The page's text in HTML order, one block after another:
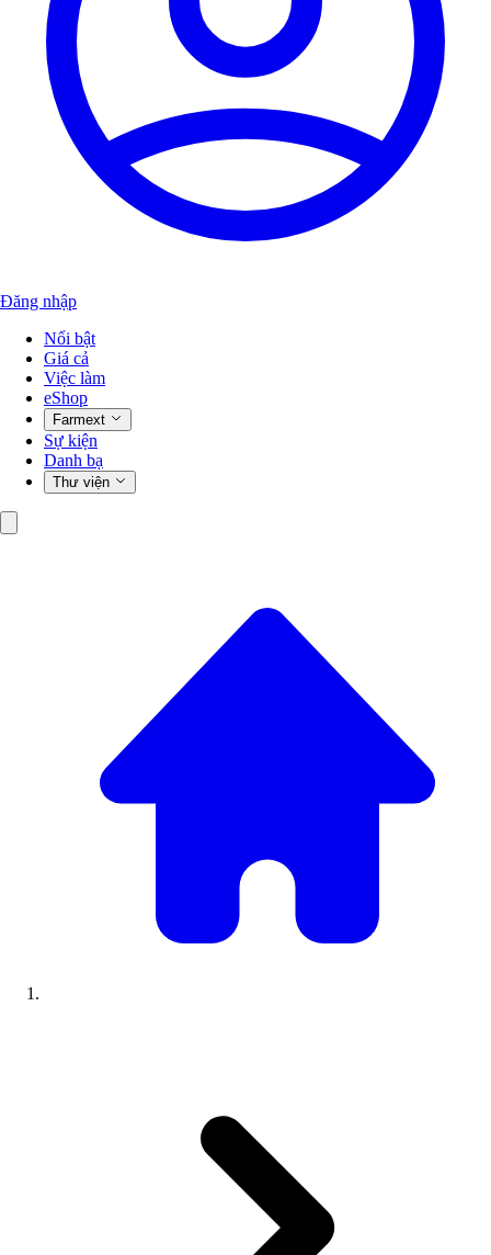
Đăng nhập
Nổi bật
Giá cả
Việc làm
eShop
Farmext
Sự kiện
Danh bạ
Thư viện